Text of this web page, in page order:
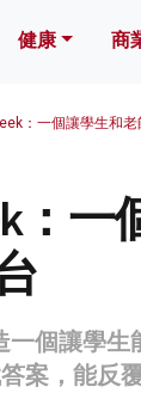
健康 商
：一個讓學生和
：
個讓學
案，能反